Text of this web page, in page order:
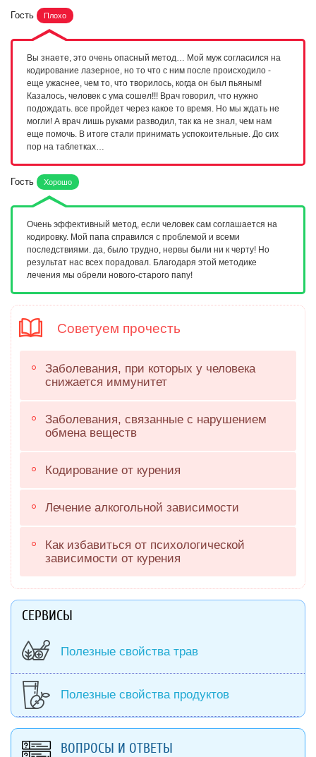
Гость Плохо
Вы знаете, это очень опасный метод… Мой муж согласился на
кодирование лазерное, но то что с ним после происходило -
еще ужаснее, чем то, что творилось, когда он был пьяным!
Казалось, человек с ума сошел!!! Врач говорил, что нужно
подождать. все пройдет через какое то время. Но мы ждать не
могли! А врач лишь руками разводил, так ка не знал, чем нам
еще помочь. В итоге стали принимать успокоительные. До сих
пор на таблетках…
Гость Хорошо
Очень эффективный метод, если человек сам соглашается на
кодировку. Мой папа справился с проблемой и всеми
последствиями. да, было трудно, нервы были ни к черту! Но
результат нас всех порадовал. Благодаря этой методике
лечения мы обрели нового-старого папу!
Советуем прочесть
Заболевания, при которых у человека
снижается иммунитет
Заболевания, связанные с нарушением
обмена веществ
Кодирование от курения
Лечение алкогольной зависимости
Как избавиться от психологической
зависимости от курения
СЕРВИСЫ
Полезные свойства трав
Полезные свойства продуктов
ВОПРОСЫ И ОТВЕТЫ